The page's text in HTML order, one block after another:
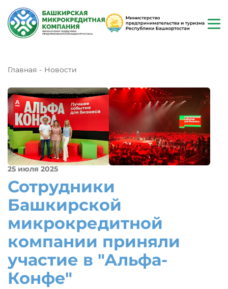
Главная Новости
25 июля 2025
Сотрудники
Башкирской
микрокредитной
компании приняли
участие в "Альфа-
Конфе"